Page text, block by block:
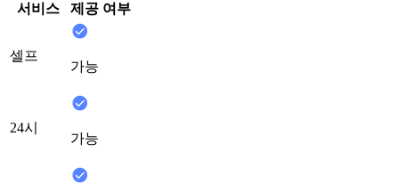
서비스 제공 여부
셀프
가능
24시
가능